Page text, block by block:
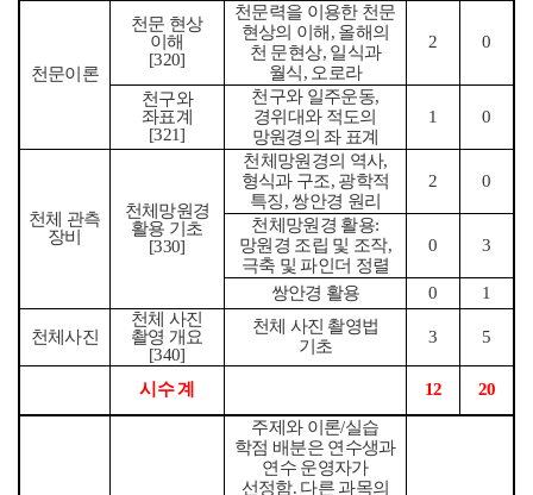
천문이론
천문 현상
이해
[320]
천문력을 이용한 천문
현상의 이해 , 올해의
천 문현상, 일식과
월식, 오로라
2 0
천구와
좌표계
[321]
천구와 일주운동,
경위대와 적도의
망원경의 좌 표계
1 0
천체 관측
장비
천체망원경
활용 기초
[330]
천체망원경의 역사,
형식과 구조, 광학적
특징, 쌍안경 원리
2 0
천체망원경 활용:
망원경 조립 및 조작,
극축 및 파인더 정렬
0 3
쌍안경 활용 0 1
천체사진
천체 사진
촬영 개요
[340]
천체 사진 촬영법
기초
3 5
시수 계 12
20
주제와 이론/실습
학점 배분은 연수생과
연수 운영자가
선정함. 다른 과목의